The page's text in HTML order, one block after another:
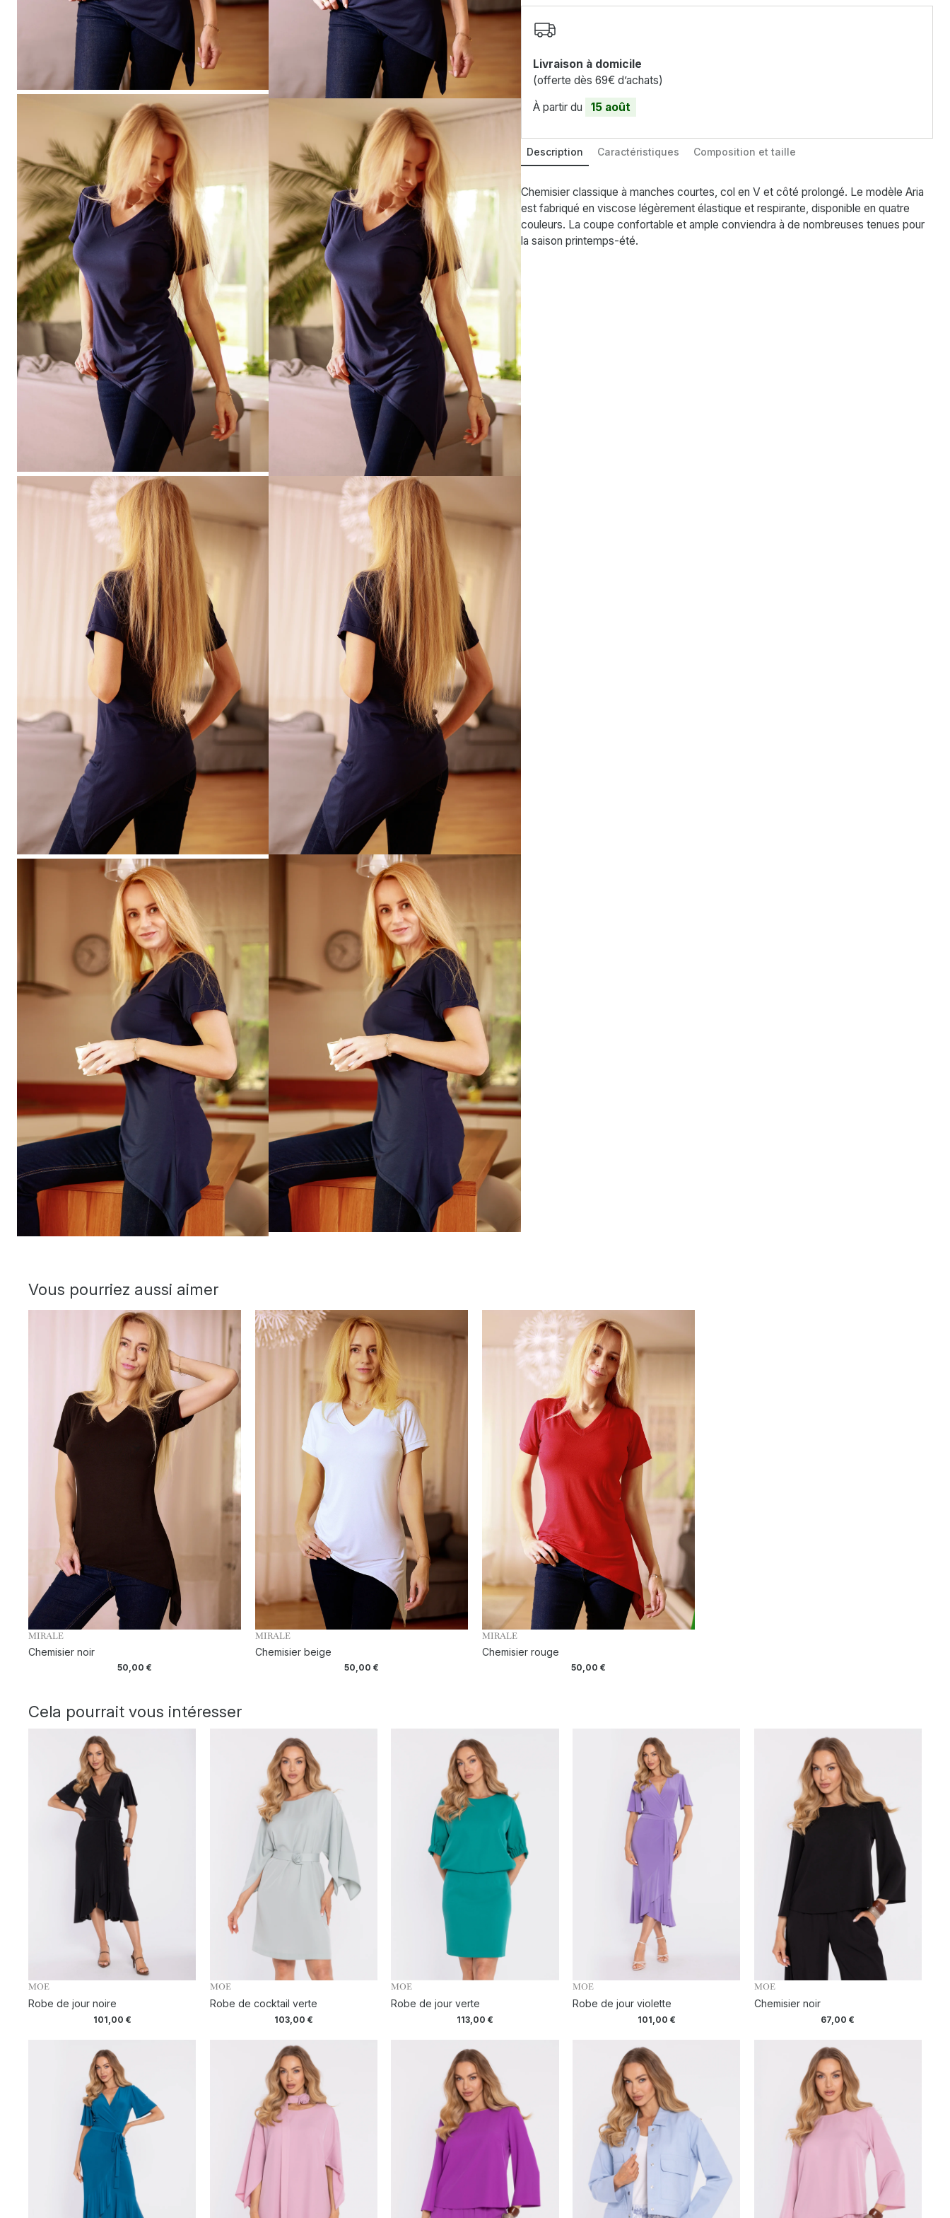
Livraison à domicile
(offerte dès 69€ d’achats)
À partir du 15 août
Description Caractéristiques Composition et taille
Chemisier classique à manches courtes, col en V et côté prolongé. Le modèle Aria
est fabriqué en viscose légèrement élastique et respirante, disponible en quatre
couleurs. La coupe confortable et ample conviendra à de nombreuses tenues pour
la saison printemps-été.
Vous pourriez aussi aimer
MIRALE
Chemisier noir
50,00€
MIRALE
Chemisier beige
50,00€
MIRALE
Chemisier rouge
50,00 €
Cela pourrait vous intéresser
MOE
Robe de jour noire
101,00 €
MOE
Robe de cocktail verte
103,00 €
MOE
Robe de jour verte
113,00 €
MOE
Robe de jour violette
101,00 €
MOE
Chemisier noir
67,00€